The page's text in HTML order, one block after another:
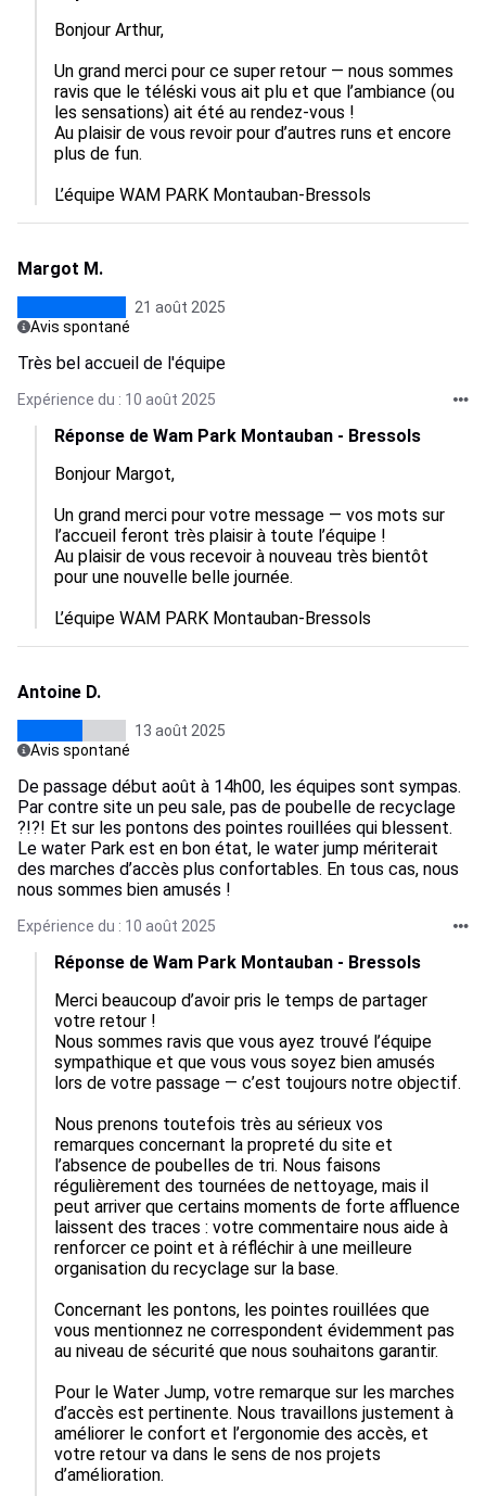
Bonjour Arthur,
Un grand merci pour ce super retour — nous sommes
ravis que le téléski vous ait plu et que l’ambiance (ou
les sensations) ait été au rendez-vous !
Au plaisir de vous revoir pour d’autres runs et encore
plus de fun.
L’équipe WAM PARK Montauban-Bressols
Margot M.
21 août 2025
Avis spontané
Très bel accueil de l'équipe
Expérience du : 10 août 2025
Réponse de Wam Park Montauban - Bressols
Bonjour Margot,
Un grand merci pour votre message — vos mots sur
l’accueil feront très plaisir à toute l’équipe !
Au plaisir de vous recevoir à nouveau très bientôt
pour une nouvelle belle journée.
L’équipe WAM PARK Montauban-Bressols
Antoine D.
13 août 2025
Avis spontané
De passage début août à 14h00, les équipes sont sympas.
Par contre site un peu sale, pas de poubelle de recyclage
?!?! Et sur les pontons des pointes rouillées qui blessent.
Le water Park est en bon état, le water jump mériterait
des marches d’accès plus confortables. En tous cas, nous
nous sommes bien amusés !
Expérience du : 10 août 2025
Réponse de Wam Park Montauban - Bressols
Merci beaucoup d’avoir pris le temps de partager
votre retour !
Nous sommes ravis que vous ayez trouvé l’équipe
sympathique et que vous vous soyez bien amusés
lors de votre passage — c’est toujours notre objectif.
Nous prenons toutefois très au sérieux vos
remarques concernant la propreté du site et
l’absence de poubelles de tri. Nous faisons
régulièrement des tournées de nettoyage, mais il
peut arriver que certains moments de forte affluence
laissent des traces : votre commentaire nous aide à
renforcer ce point et à réfléchir à une meilleure
organisation du recyclage sur la base.
Concernant les pontons, les pointes rouillées que
vous mentionnez ne correspondent évidemment pas
au niveau de sécurité que nous souhaitons garantir.
Pour le Water Jump, votre remarque sur les marches
d’accès est pertinente. Nous travaillons justement à
améliorer le confort et l’ergonomie des accès, et
votre retour va dans le sens de nos projets
d’amélioration.